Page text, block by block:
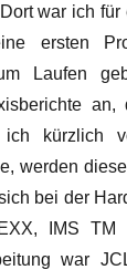
war ich
ersten
Laufen
ich kürzlich
werden
bei der
IMS
war